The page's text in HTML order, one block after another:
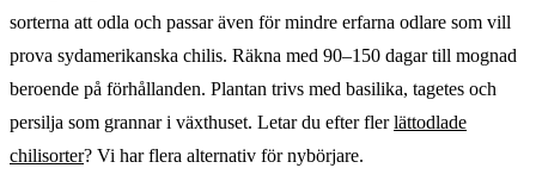
sorterna att odla och passar även för mindre erfarna odlare som vill
prova sydamerikanska chilis. Räkna med 90–150 dagar till mognad
beroende på förhållanden. Plantan trivs med basilika, tagetes och
persilja som grannar i växthuset. Letar du efter flerlättodlade
chilisorter? Vi har flera alternativ för nybörjare.